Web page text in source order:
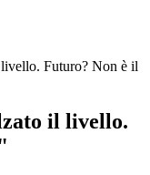
Futuro? Non è il
il livello.